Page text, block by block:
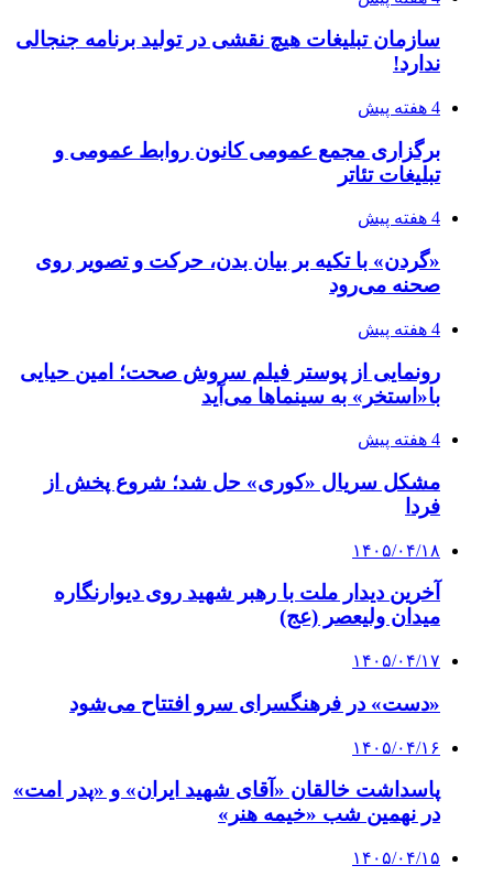
سازمان تبلیغات هیچ نقشی در تولید برنامه جنجالی
ندارد!
4 هفته پیش
برگزاری مجمع عمومی کانون روابط عمومی و
تبلیغات تئاتر
4 هفته پیش
«گردن» با تکیه بر بیان بدن، حرکت و تصویر روی
صحنه می‌رود
4 هفته پیش
رونمایی از پوستر فیلم سروش صحت؛ امین حیایی
با«استخر» به سینماها می‌آید
4 هفته پیش
مشکل سریال «کوری» حل شد؛ شروع پخش از
فردا
۱۴۰۵/۰۴/۱۸
آخرین دیدار ملت با رهبر شهید روی دیوارنگاره
میدان ولیعصر (عج)
۱۴۰۵/۰۴/۱۷
«دست» در فرهنگسرای سرو افتتاح می‌شود
۱۴۰۵/۰۴/۱۶
پاسداشت خالقان «آقای شهید ایران» و «پدر امت»
در نهمین شب «خیمه هنر»
۱۴۰۵/۰۴/۱۵